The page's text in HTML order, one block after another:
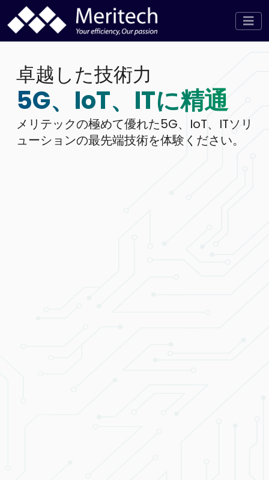
卓越した技術力
5G、IoT、ITに精通
メリテックの極めて優れた5G、IoT、ITソリ
ューションの最先端技術を体験ください。